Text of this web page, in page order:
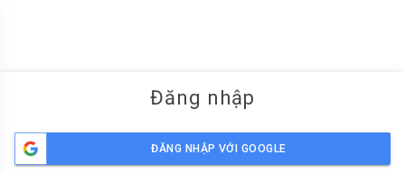
Đăng nhập
ĐĂNG NHẬP VỚI GOOGLE